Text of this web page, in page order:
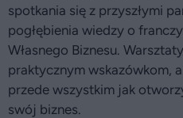
spotkania się z przyszłymi
pogłębienia wiedzy o
Własnego Biznesu.
praktycznym wskazówkom,
przede wszystkim jak
swój biznes.